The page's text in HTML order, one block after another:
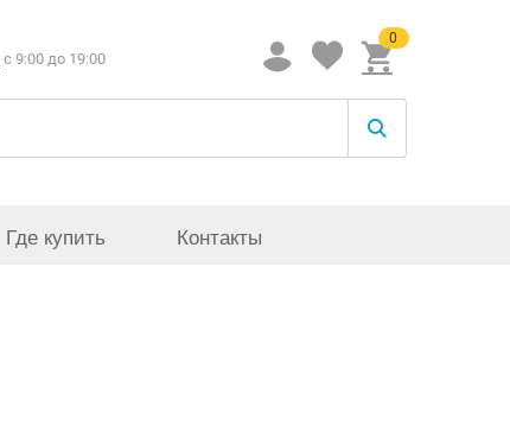
c 9:00 до 19:00
0
Где купить Контакты